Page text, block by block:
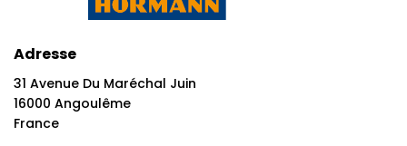
Adresse
31 Avenue Du Maréchal Juin
16000 Angoulême
France